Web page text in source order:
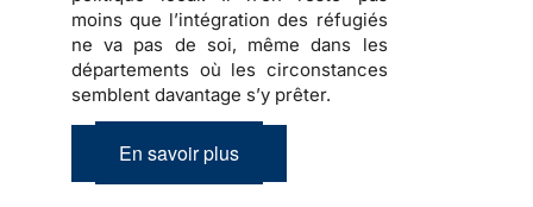
moins que l’intégration des réfugiés
ne va pas de soi, même dans les
départements où les circonstances
semblent davantage s’y prêter.
En savoir plus